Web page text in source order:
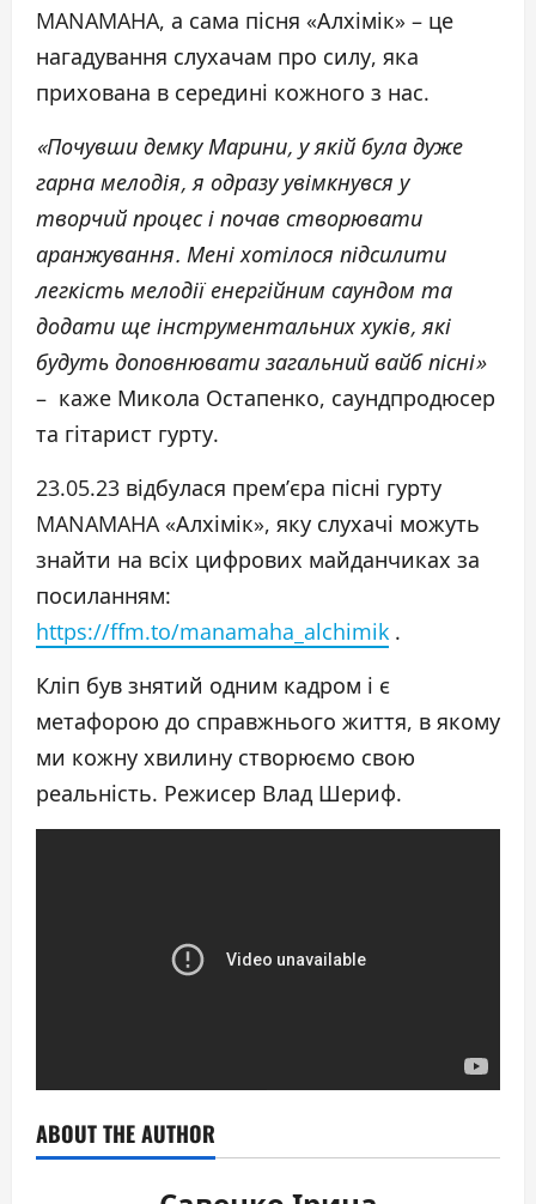
MANAMAHA, а сама пісня «Алхімік» – це
нагадування слухачам про силу, яка
прихована в середині кожного з нас.
«Почувши демку Марини, у якій була дуже
гарна мелодія, я одразу увімкнувся у
творчий процес і почав створювати
аранжування. Мені хотілося підсилити
легкість мелодії енергійним саундом та
додати ще інструментальних хуків, які
будуть доповнювати загальний вайб пісні»
– каже Микола Остапенко, саундпродюсер
та гітарист гурту.
23.05.23 відбулася прем’єра пісні гурту
MANAMAHA «Алхімік», яку слухачі можуть
знайти на всіх цифрових майданчиках за
посиланням:
https://ffm.to/manamaha_alchimik .
Кліп був знятий одним кадром і є
метафорою до справжнього життя, в якому
ми кожну хвилину створюємо свою
реальність. Режисер Влад Шериф.
ABOUT THE AUTHOR